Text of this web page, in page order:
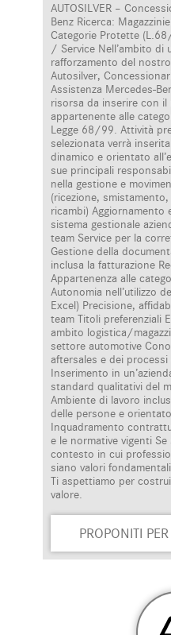
AUTOSILVER –
Benz Ricerca:
Categorie Protette
/ Service Nell’ambito di
rafforzamento del
Autosilver,
Assistenza Mercedes-
risorsa da inserire con il
appartenente alle
Legge 68/99. Attività
selezionata verrà
dinamico e orientato
sue principali
nella gestione e
(ricezione,
ricambi) Aggiornamento
sistema gestionale
team Service per la
Gestione della
inclusa la fatturazione
Appartenenza alle
Autonomia nell’utilizzo
Excel) Precisione,
team Titoli preferenziali
ambito logistica/
settore automotive
aftersales e dei
Inserimento in
standard qualitativi del
Ambiente di lavoro
delle persone e
Inquadramento
e le normative vigenti
contesto in cui
siano valori
Ti aspettiamo per
valore.
PROPONITI